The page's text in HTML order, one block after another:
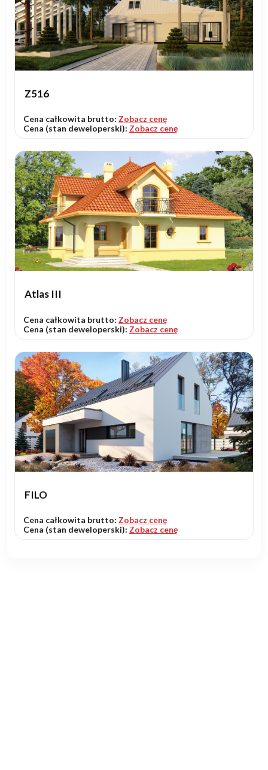
Z516
Cena całkowita brutto: Zobacz cenę
Cena (stan deweloperski): Zobacz cenę
Atlas III
Cena całkowita brutto: Zobacz cenę
Cena (stan deweloperski): Zobacz cenę
FILO
Cena całkowita brutto: Zobacz cenę
Cena (stan deweloperski): Zobacz cenę